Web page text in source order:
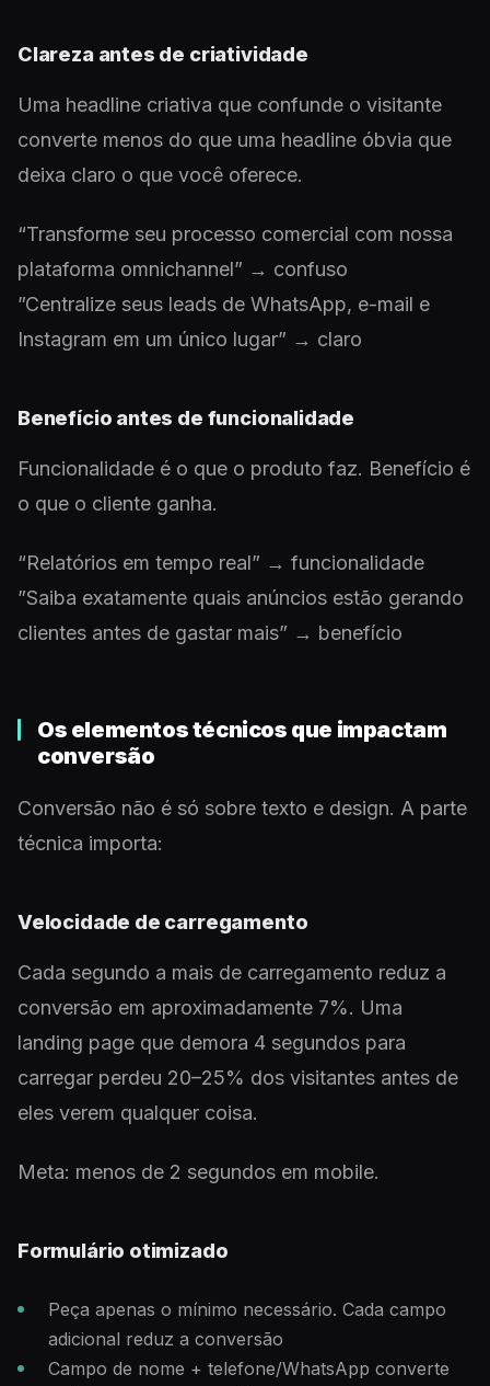
Clareza antes de criatividade
Uma headline criativa que confunde o visitante
converte menos do que uma headline óbvia que
deixa claro o que você oferece.
“Transforme seu processo comercial com nossa
plataforma omnichannel” → confuso
”Centralize seus leads de WhatsApp, e-mail e
Instagram em um único lugar” → claro
Benefício antes de funcionalidade
Funcionalidade é o que o produto faz. Benefício é
o que o cliente ganha.
“Relatórios em tempo real” → funcionalidade
”Saiba exatamente quais anúncios estão gerando
clientes antes de gastar mais” → benefício
Os elementos técnicos que impactam
conversão
Conversão não é só sobre texto e design. A parte
técnica importa:
Velocidade de carregamento
Cada segundo a mais de carregamento reduz a
conversão em aproximadamente 7%. Uma
landing page que demora 4 segundos para
carregar perdeu 20–25% dos visitantes antes de
eles verem qualquer coisa.
Meta: menos de 2 segundos em mobile.
Formulário otimizado
Peça apenas o mínimo necessário. Cada campo
adicional reduz a conversão
Campo de nome + telefone/WhatsApp converte